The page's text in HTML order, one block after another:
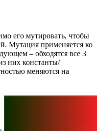
его мутировать, чтобы
Мутация применяется ко
– обходятся все 3
них константы/
меняются на